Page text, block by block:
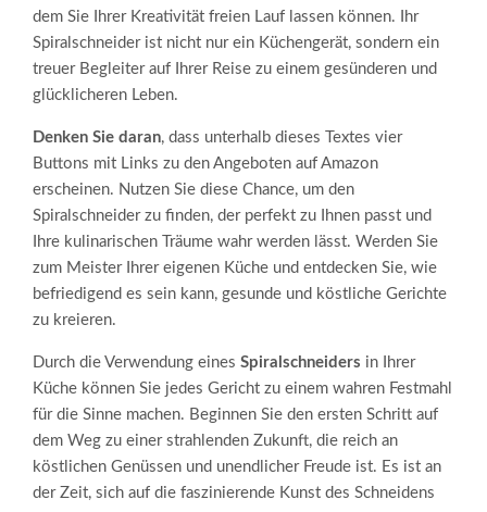
dem Sie Ihrer Kreativität freien Lauf lassen können. Ihr
Spiralschneider ist nicht nur ein Küchengerät, sondern ein
treuer Begleiter auf Ihrer Reise zu einem gesünderen und
glücklicheren Leben.
Denken Sie daran, dass unterhalb dieses Textes vier
Buttons mit Links zu den Angeboten auf Amazon
erscheinen. Nutzen Sie diese Chance, um den
Spiralschneider zu finden, der perfekt zu Ihnen passt und
Ihre kulinarischen Träume wahr werden lässt. Werden Sie
zum Meister Ihrer eigenen Küche und entdecken Sie, wie
befriedigend es sein kann, gesunde und köstliche Gerichte
zu kreieren.
Durch die Verwendung eines Spiralschneiders in Ihrer
Küche können Sie jedes Gericht zu einem wahren Festmahl
für die Sinne machen. Beginnen Sie den ersten Schritt auf
dem Weg zu einer strahlenden Zukunft, die reich an
köstlichen Genüssen und unendlicher Freude ist. Es ist an
der Zeit, sich auf die faszinierende Kunst des Schneidens